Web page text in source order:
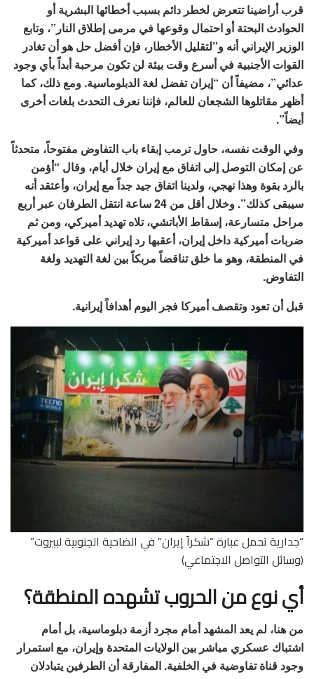
قرب أراضينا تتعرض لخطر دائم بسبب أخطائها البشرية أو
الحوادث البحتة أو احتمال وقوعها في مرمى إطلاق النار”، وتابع
الوزير الإيراني أنه و”لتقليل الأخطار، فإن أفضل حل هو أن تغادر
القوات الأجنبية في أسرع وقت بيئة لن تكون مرحبة أبداً بأي وجود
عدائي”، مضيفاً أن “إيران تفضل لغة الدبلوماسية. ومع ذلك، كما
أظهر مقاتلوها الشجعان للعالم، فإننا نعرف التحدث بلغات أخرى
أيضاً”.
وفي الوقت نفسه، حاول ترمب إبقاء باب التفاوض مفتوحاً، متحدثاً
عن إمكان التوصل إلى اتفاق مع إيران خلال أيام، وقال “أؤمن
بالرد بقوة وهذا نهجي، ولدينا اتفاق جيد جداً مع إيران، وأعتقد أنه
سيبقى كذلك”. وخلال أقل من 24 ساعة انتقل الطرفان عبر أربع
مراحل متسارعة، إسقاط الأباتشي، تلاه تهديد أميركي، ومن ثم
ضربات أميركية داخل إيران، أعقبها رد إيراني على قواعد أميركية
في المنطقة، وهو ما خلق تناقضاً مربكاً بين لغة التهديد ولغة
التفاوض.
قبل أن تعود وتقصف أميركا فجر اليوم أهدافاً إيرانية.
“جدارية تحمل عبارة “شكراً إيران” في الضاحية الجنوبية لبيروت”
(وسائل التواصل الاجتماعي)
أي نوع من الحروب تشهده المنطقة؟
من هنا، لم يعد المشهد أمام مجرد أزمة دبلوماسية، بل أمام
اشتباك عسكري مباشر بين الولايات المتحدة وإيران، مع استمرار
وجود قناة تفاوضية في الخلفية. المفارقة أن الطرفين يتبادلان